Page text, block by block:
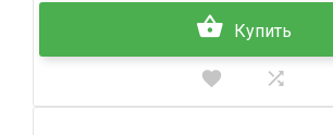
Купить